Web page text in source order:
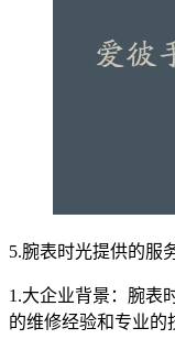
5.腕表时光提供的服
1.大企业背景：腕表
的维修经验和专业的